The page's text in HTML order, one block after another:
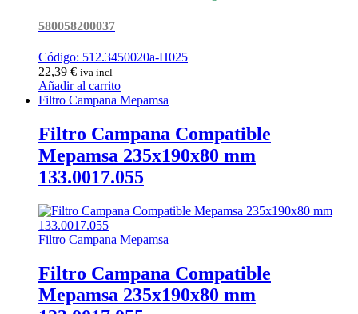
580058200037
Código: 512.3450020a-H025
22,39 € iva incl
Añadir al carrito
Filtro Campana Mepamsa
Filtro Campana Compatible
Mepamsa 235x190x80 mm
133.0017.055
Filtro Campana Mepamsa
Filtro Campana Compatible
Mepamsa 235x190x80 mm